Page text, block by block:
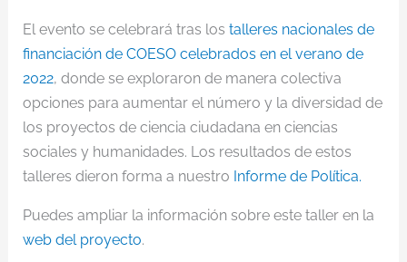
El evento se celebrará tras los talleres nacionales de
financiación de COESO celebrados en el verano de
2022, donde se exploraron de manera colectiva
opciones para aumentar el número y la diversidad de
los proyectos de ciencia ciudadana en ciencias
sociales y humanidades. Los resultados de estos
talleres dieron forma a nuestro Informe de Política.
Puedes ampliar la información sobre este taller en la
web del proyecto.